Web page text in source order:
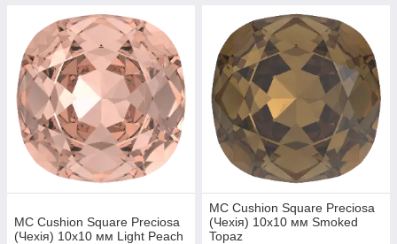
MC Cushion Square Preciosa
(Чехія) 10х10 мм Light Peach
MC Cushion Square Preciosa
(Чехія) 10х10 мм Smoked
Topaz